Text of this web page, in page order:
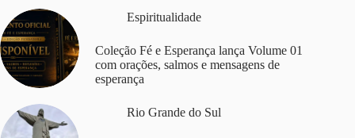
Espiritualidade
Coleção Fé e Esperança lança Volume 01
com orações, salmos e mensagens de
esperança
Rio Grande do Sul